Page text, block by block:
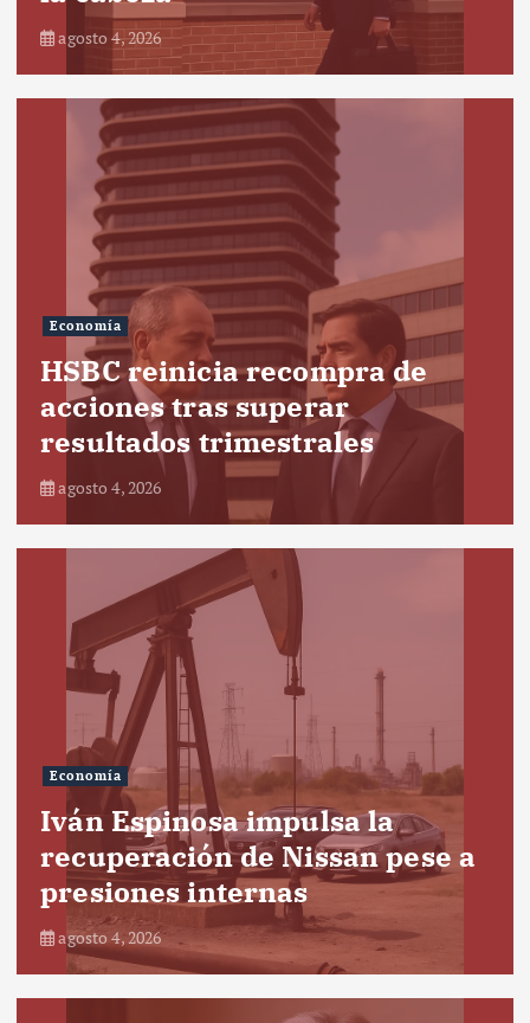
agosto 4, 2026
Economía
HSBC reinicia recompra de
acciones tras superar
resultados trimestrales
agosto 4, 2026
Economía
Iván Espinosa impulsa la
recuperación de Nissan pese a
presiones internas
agosto 4, 2026